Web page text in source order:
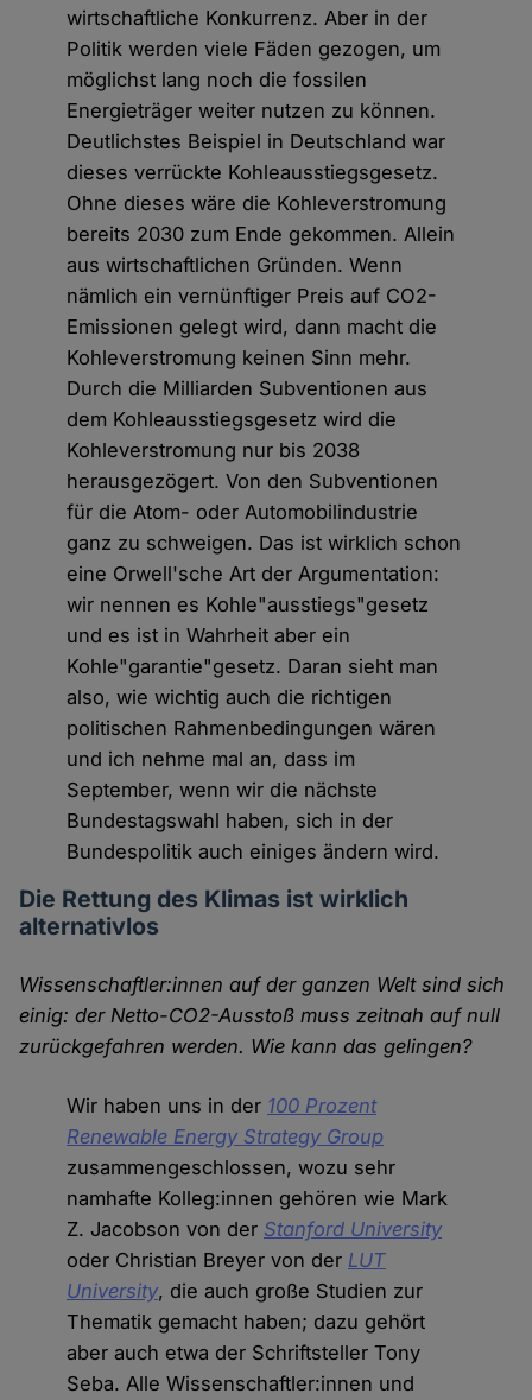
wirtschaftliche Konkurrenz. Aber in der
Politik werden viele Fäden gezogen, um
möglichst lang noch die fossilen
Energieträger weiter nutzen zu können.
Deutlichstes Beispiel in Deutschland war
dieses verrückte Kohleausstiegsgesetz.
Ohne dieses wäre die Kohleverstromung
bereits 2030 zum Ende gekommen. Allein
aus wirtschaftlichen Gründen. Wenn
nämlich ein vernünftiger Preis auf CO2-
Emissionen gelegt wird, dann macht die
Kohleverstromung keinen Sinn mehr.
Durch die Milliarden Subventionen aus
dem Kohleausstiegsgesetz wird die
Kohleverstromung nur bis 2038
herausgezögert. Von den Subventionen
für die Atom- oder Automobilindustrie
ganz zu schweigen. Das ist wirklich schon
eine Orwell'sche Art der Argumentation:
wir nennen es Kohle"ausstiegs"gesetz
und es ist in Wahrheit aber ein
Kohle"garantie"gesetz. Daran sieht man
also, wie wichtig auch die richtigen
politischen Rahmenbedingungen wären
und ich nehme mal an, dass im
September, wenn wir die nächste
Bundestagswahl haben, sich in der
Bundespolitik auch einiges ändern wird.
Die Rettung des Klimas ist wirklich
alternativlos
Wissenschaftler:innen auf der ganzen Welt sind sich
einig: der Netto-CO2-Ausstoß muss zeitnah auf null
zurückgefahren werden. Wie kann das gelingen?
Wir haben uns in der 100 Prozent
Renewable Energy Strategy Group
zusammengeschlossen, wozu sehr
namhafte Kolleg:innen gehören wie Mark
Z. Jacobson von der Stanford University
oder Christian Breyer von der LUT
University, die auch große Studien zur
Thematik gemacht haben; dazu gehört
aber auch etwa der Schriftsteller Tony
Seba. Alle Wissenschaftler:innen und